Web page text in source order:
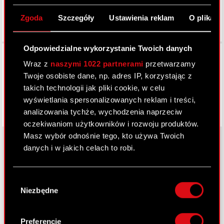
Zgoda Szczegóły Ustawienia reklam O
Odpowiedzialne wykorzystanie Twoich danych
Wraz z naszymi 1022 partnerami przetwarzamy
Twoje osobiste dane, np. adres IP, korzystając z
takich technologii jak pliki cookie, w celu
wyświetlania spersonalizowanych reklam i treści,
analizowania tychże, wychodzenia naprzeciw
oczekiwaniom użytkowników i rozwoju produktów.
Masz wybór odnośnie tego, kto używa Twoich
danych i w jakich celach to robi.
lokalizacji geograficznej z dokładnością nawet
Identyfikować Twoje urządzenie, aktywnie
zgody
Niezbędne
Preferencje
Facebook
O CD PROJEKT
Grupa Kapitałowa